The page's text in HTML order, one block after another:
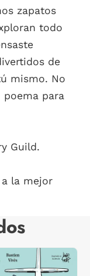
zapatos
todo
de
mismo. No
poema para
Guild.
la mejor